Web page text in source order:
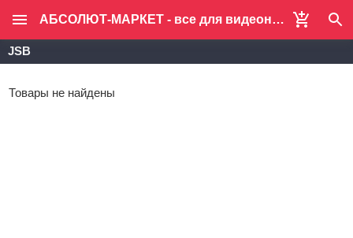
АБСОЛЮТ-МАРКЕТ - все для видеонаблюдения и систем безопасности
JSB
Товары не найдены